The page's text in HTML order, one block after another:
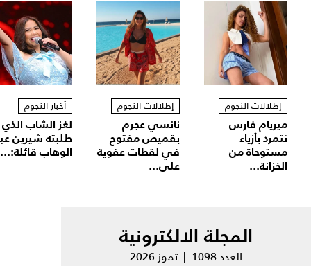
إطلالات النجوم
ميريام فارس
تتمرد بأزياء
مستوحاة من
الخزانة...
إطلالات النجوم
نانسي عجرم
بقميص مفتوح
في لقطات عفوية
على...
أخبار النجوم
لغز الشاب الذي
طلبته شيرين
الوهاب قائلة:...
المجلة الالكترونية
العدد 1098 | تموز 2026